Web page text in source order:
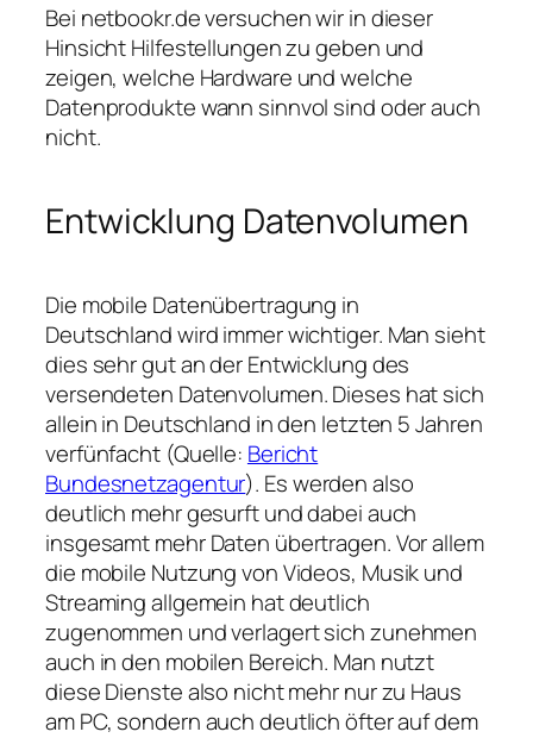
Bei netbookr.de versuchen wir in dieser
Hinsicht Hilfestellungen zu geben und
zeigen, welche Hardware und welche
Datenprodukte wann sinnvol sind oder auch
nicht.
Entwicklung Datenvolumen
Die mobile Datenübertragung in
Deutschland wird immer wichtiger. Man sieht
dies sehr gut an der Entwicklung des
versendeten Datenvolumen. Dieses hat sich
allein in Deutschland in den letzten 5 Jahren
verfünfacht (Quelle: Bericht
Bundesnetzagentur). Es werden also
deutlich mehr gesurft und dabei auch
insgesamt mehr Daten übertragen. Vor allem
die mobile Nutzung von Videos, Musik und
Streaming allgemein hat deutlich
zugenommen und verlagert sich zunehmen
auch in den mobilen Bereich. Man nutzt
diese Dienste also nicht mehr nur zu Haus
am PC, sondern auch deutlich öfter auf dem